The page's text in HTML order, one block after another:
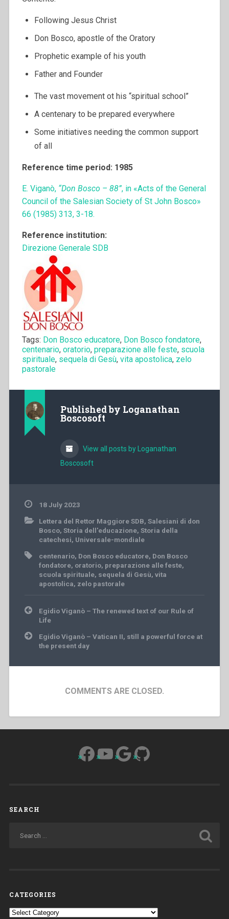
Following Jesus Christ
Don Bosco, apostle of the Oratory
Prophetic example of his youth
Father and Founder
The vast movement ot his “spiritual school”
A centenary to be prepared everywhere
Some initiatives needing the common support
of all
Reference time period: 1985
E. Viganò, “Don Bosco – 88”, in «Acts of the General
Council of the Salesian Society of St John Bosco»
66 (1985) 313, 3-18.
Reference institution:
Direzione Generale SDB
Tags: Don Bosco educatore, Don Bosco fondatore,
centenario, oratorio, preparazione alle feste, scuola
spirituale, sequela di Gesù, vita apostolica, zelo
pastorale
Published by Loganathan
Boscosoft
View all posts by Loganathan
Boscosoft
18 July 2023
Lettera del Rettor Maggiore SDB, Salesiani di don
Bosco, Storia dell'educazione, Storia della
catechesi, Universale-mondiale
centenario, Don Bosco educatore, Don Bosco
fondatore, oratorio, preparazione alle feste,
scuola spirituale, sequela di Gesù, vita
apostolica, zelo pastorale
Post
navigation
Egidio Viganò – The renewed text of our Rule of
Life
Egidio Viganò – Vatican II, still a powerful force at
the present day
COMMENTS ARE CLOSED.
Facebook
YouTube
Google
GitHub
SEARCH
CATEGORIES
Categories